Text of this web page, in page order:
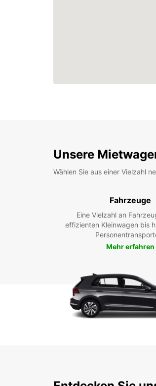
Unsere
Wählen Sie aus einer Vielzahl
Fahrzeuge
Eine Vielzahl an
effizienten Kleinwagen bis
Mehr erfahren